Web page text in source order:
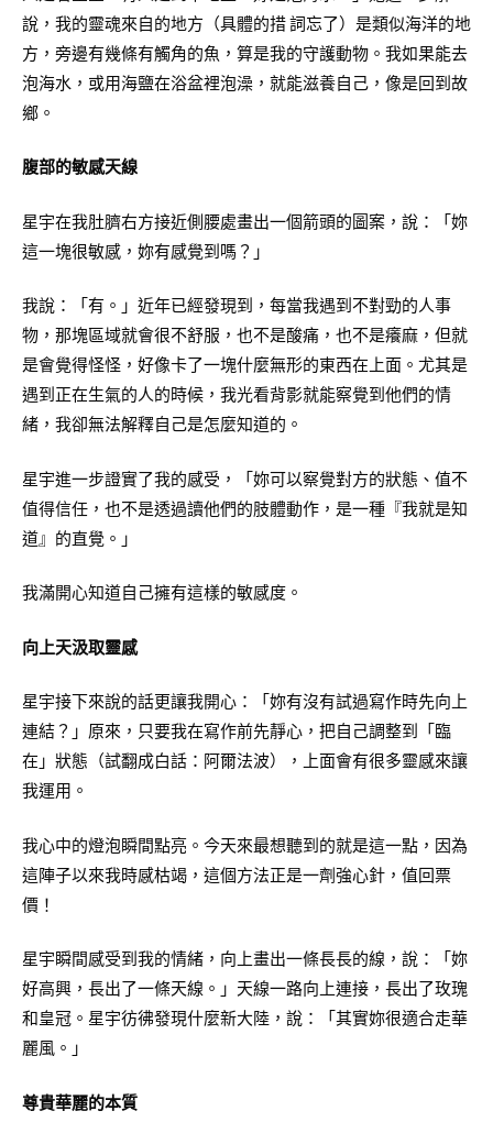
說，我的靈魂來自的地方（具體的措 詞忘了）是類似海洋的地
方，旁邊有幾條有觸角的魚，算是我的守護動物。我如果能去
泡海水，或用海鹽在浴盆裡泡澡，就能滋養自己，像是回到故
鄉。
腹部的敏感天線
星宇在我肚臍右方接近側腰處畫出一個箭頭的圖案，說：「妳
這一塊很敏感，妳有感覺到嗎？」
我說：「有。」近年已經發現到，每當我遇到不對勁的人事
物，那塊區域就會很不舒服，也不是酸痛，也不是癢麻，但就
是會覺得怪怪，好像卡了一塊什麼無形的東西在上面。尤其是
遇到正在生氣的人的時候，我光看背影就能察覺到他們的情
緒，我卻無法解釋自己是怎麼知道的。
星宇進一步證實了我的感受，「妳可以察覺對方的狀態、值不
值得信任，也不是透過讀他們的肢體動作，是一種『我就是知
道』的直覺。」
我滿開心知道自己擁有這樣的敏感度。
向上天汲取靈感
星宇接下來說的話更讓我開心：「妳有沒有試過寫作時先向上
連結？」原來，只要我在寫作前先靜心，把自己調整到「臨
在」狀態（試翻成白話：阿爾法波），上面會有很多靈感來讓
我運用。
我心中的燈泡瞬間點亮。今天來最想聽到的就是這一點，因為
這陣子以來我時感枯竭，這個方法正是一劑強心針，值回票
價！
星宇瞬間感受到我的情緒，向上畫出一條長長的線，說：「妳
好高興，長出了一條天線。」天線一路向上連接，長出了玫瑰
和皇冠。星宇彷彿發現什麼新大陸，說：「其實妳很適合走華
麗風。」
尊貴華麗的本質